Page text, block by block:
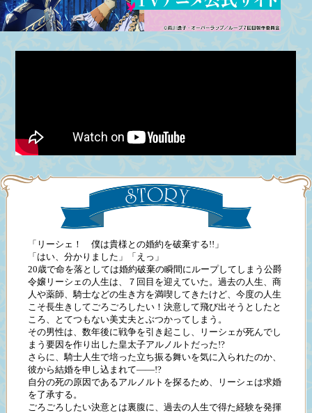
リキューレ
コミックエッセイ
閉じる
「リーシェ！ 僕は貴様との婚約を破棄する!!」
「はい、分かりました」「えっ」
20歳で命を落としては婚約破棄の瞬間にループしてしまう公爵
令嬢リーシェの人生は、７回目を迎えていた。過去の人生、商
人や薬師、騎士などの生き方を満喫してきたけど、今度の人生
こそ長生きしてごろごろしたい！決意して飛び出そうとしたと
ころ、とてつもない美丈夫とぶつかってしまう。
その男性は、数年後に戦争を引き起こし、リーシェが死んでし
まう要因を作り出した皇太子アルノルトだった!?
さらに、騎士人生で培った立ち振る舞いを気に入られたのか、
彼から結婚を申し込まれて――!?
自分の死の原因であるアルノルトを探るため、リーシェは求婚
を了承する。
ごろごろしたい決意とは裏腹に、過去の人生で得た経験を発揮